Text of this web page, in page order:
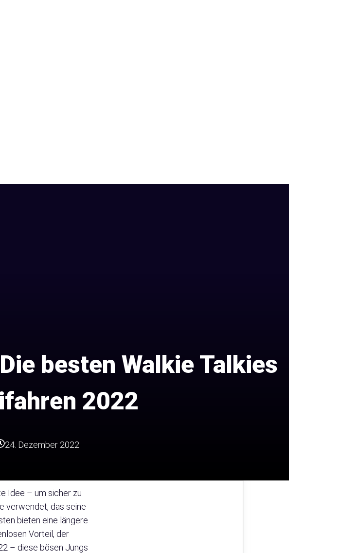
besten Walkie Talkies
2022
24. Dezember 2022
Idee – um sicher zu
verwendet, das seine
bieten eine längere
Vorteil, der
– diese bösen Jungs